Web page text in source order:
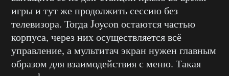
игры и тут же продолжить сессию без
телевизора. Тогда Joycon остаются частью
корпуса, через них осуществляется всё
управление, а мультитач экран нужен главным
образом для взаимодействия с меню. Такая